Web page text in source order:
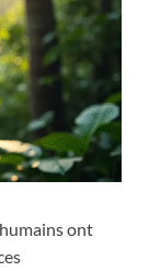
ont